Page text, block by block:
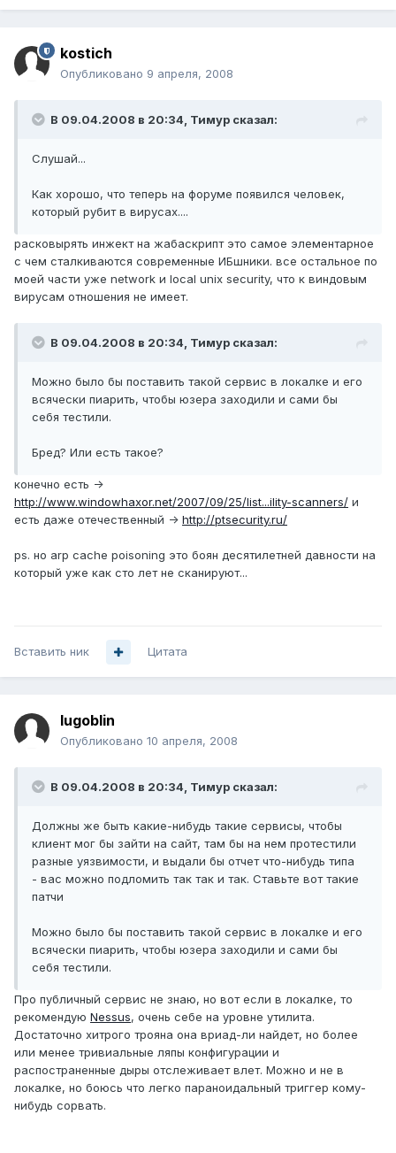
kostich
Опубликовано 9 апреля, 2008
В 09.04.2008 в 20:34, Тимур сказал:
Слушай...
Как хорошо, что теперь на форуме появился человек,
который рубит в вирусах....
расковырять инжект на жабаскрипт это самое элементарное
с чем сталкиваются современные ИБшники. все остальное по
моей части уже network и local unix security, что к виндовым
вирусам отношения не имеет.
В 09.04.2008 в 20:34, Тимур сказал:
Можно было бы поставить такой сервис в локалке и его
всячески пиарить, чтобы юзера заходили и сами бы
себя тестили.
Бред? Или есть такое?
конечно есть ->
http://www.windowhaxor.net/2007/09/25/list...ility-scanners/ и
есть даже отечественный -> http://ptsecurity.ru/
ps. но arp cache poisoning это боян десятилетней давности на
который уже как сто лет не сканируют...
Вставить ник Цитата
lugoblin
Опубликовано 10 апреля, 2008
В 09.04.2008 в 20:34, Тимур сказал:
Должны же быть какие-нибудь такие сервисы, чтобы
клиент мог бы зайти на сайт, там бы на нем протестили
разные уязвимости, и выдали бы отчет что-нибудь типа
- вас можно подломить так так и так. Ставьте вот такие
патчи
Можно было бы поставить такой сервис в локалке и его
всячески пиарить, чтобы юзера заходили и сами бы
себя тестили.
Про публичный сервис не знаю, но вот если в локалке, то
рекомендую Nessus, очень себе на уровне утилита.
Достаточно хитрого трояна она вриад-ли найдет, но более
или менее тривиальные ляпы конфигурации и
распостраненные дыры отслеживает влет. Можно и не в
локалке, но боюсь что легко параноидальный триггер кому-
нибудь сорвать.